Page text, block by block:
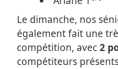
Le dimanche, nos
également fait une
compétition, avec2
compétiteurs